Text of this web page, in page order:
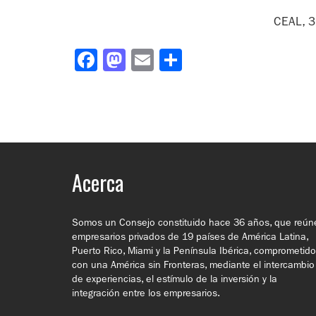
CEAL,
Facebook
Mastodon
Email
Acerca
Somos un Consejo constituido hace 36 años, que
empresarios privados de 19 países de América Latina,
Puerto Rico, Miami y la Península Ibérica,
con una América sin Fronteras, mediante el intercambio
de experiencias, el estímulo de la inversión y la
integración entre los empresarios.